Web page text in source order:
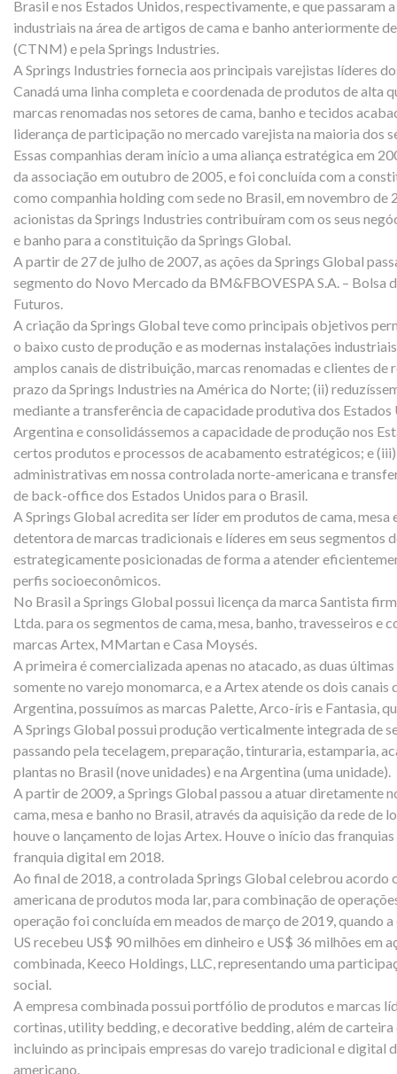
Brasil e nos Estados Unidos, respectivamente, e que passaram
industriais na área de artigos de cama e banho anteriormente
(CTNM) e pela Springs Industries.
A Springs Industries fornecia aos principais varejistas líderes
Canadá uma linha completa e coordenada de produtos de alta
marcas renomadas nos setores de cama, banho e tecidos
liderança de participação no mercado varejista na maioria dos
Essas companhias deram início a uma aliança estratégica em
da associação em outubro de 2005, e foi concluída com a
como companhia holding com sede no Brasil, em novembro de
acionistas da Springs Industries contribuíram com os seus
e banho para a constituição da Springs Global.
A partir de 27 de julho de 2007, as ações da Springs Global
segmento do Novo Mercado da BM&FBOVESPA S.A. – Bolsa
Futuros.
A criação da Springs Global teve como principais objetivos
o baixo custo de produção e as modernas instalações
amplos canais de distribuição, marcas renomadas e clientes de
prazo da Springs Industries na América do Norte; (ii)
mediante a transferência de capacidade produtiva dos Estados
Argentina e consolidássemos a capacidade de produção nos
certos produtos e processos de acabamento estratégicos; e
administrativas em nossa controlada norte-americana e
de back-office dos Estados Unidos para o Brasil.
A Springs Global acredita ser líder em produtos de cama, mesa
detentora de marcas tradicionais e líderes em seus segmentos
estrategicamente posicionadas de forma a atender
perfis socioeconômicos.
No Brasil a Springs Global possui licença da marca Santista
Ltda. para os segmentos de cama, mesa, banho, travesseiros e
marcas Artex, MMartan e Casa Moysés.
A primeira é comercializada apenas no atacado, as duas
somente no varejo monomarca, e a Artex atende os dois canais
Argentina, possuímos as marcas Palette, Arco-íris e Fantasia,
A Springs Global possui produção verticalmente integrada de
passando pela tecelagem, preparação, tinturaria, estamparia,
plantas no Brasil (nove unidades) e na Argentina (uma unidade).
A partir de 2009, a Springs Global passou a atuar diretamente
cama, mesa e banho no Brasil, através da aquisição da rede de
houve o lançamento de lojas Artex. Houve o início das
franquia digital em 2018.
Ao final de 2018, a controlada Springs Global celebrou acordo
americana de produtos moda lar, para combinação de
operação foi concluída em meados de março de 2019, quando
US recebeu US$ 90 milhões em dinheiro e US$ 36 milhões em
combinada, Keeco Holdings, LLC, representando uma
social.
A empresa combinada possui portfólio de produtos e marcas
cortinas, utility bedding, e decorative bedding, além de
incluindo as principais empresas do varejo tradicional e digital
americano.